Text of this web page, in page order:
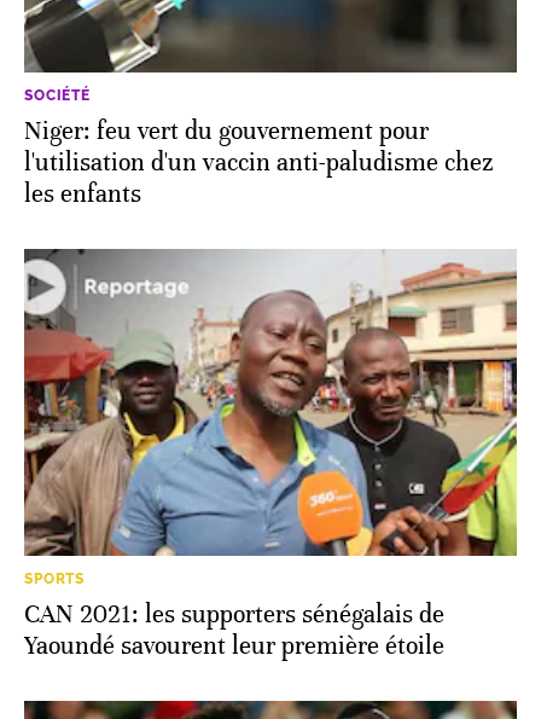
SOCIÉTÉ
Niger: feu vert du gouvernement pour
l'utilisation d'un vaccin anti-paludisme chez
les enfants
SPORTS
CAN 2021: les supporters sénégalais de
Yaoundé savourent leur première étoile